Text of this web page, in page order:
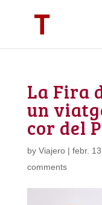
La Fira
un
cor del
by Viajero| febr.
comments